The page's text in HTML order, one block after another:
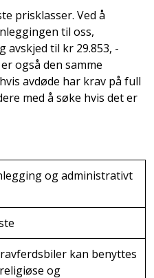
prisklasser. Ved å
til oss,
avskjed til kr 29.853, -
også den samme
avdøde har krav på full
med å søke hvis det er
og administrativt
kan benyttes
og